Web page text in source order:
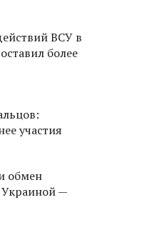
ВСУ в
более
участия
обмен
—